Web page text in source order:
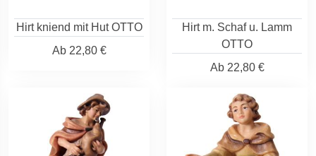
Hirt kniend mit Hut OTTO
Ab22,80 €
Hirt m. Schaf u. Lamm
OTTO
Ab22,80 €